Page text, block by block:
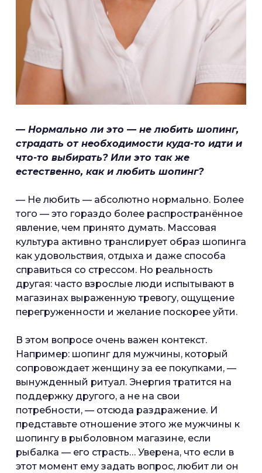
— Нормально ли это — не любить шопинг,
страдать от необходимости куда-то идти и
что-то выбирать? Или это так же
естественно, как и любить шопинг?
— Не любить — абсолютно нормально. Более
того — это гораздо более распространённое
явление, чем принято думать. Массовая
культура активно транслирует образ шопинга
как удовольствия, отдыха и даже способа
справиться со стрессом. Но реальность
другая: часто взрослые люди испытывают в
магазинах выраженную тревогу, ощущение
перегруженности и желание поскорее уйти.
В этом вопросе очень важен контекст.
Например: шопинг для мужчины, который
сопровождает женщину за ее покупками, —
вынужденный ритуал. Энергия тратится на
поддержку другого, а не на свои
потребности, — отсюда раздражение. И
представьте отношение этого же мужчины к
шопингу в рыболовном магазине, если
рыбалка — его страсть… Уверена, что если в
этот момент ему задать вопрос, любит ли он